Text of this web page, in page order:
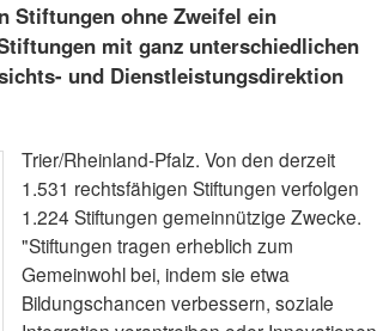
Stiftungen ohne Zweifel ein
mit ganz unterschiedlichen
und Dienstleistungsdirektion
Trier/Rheinland-Pfalz. Von den derzeit
1.531 rechtsfähigen Stiftungen verfolgen
1.224 Stiftungen gemeinnützige Zwecke.
"Stiftungen tragen erheblich zum
Gemeinwohl bei, indem sie etwa
Bildungschancen verbessern, soziale